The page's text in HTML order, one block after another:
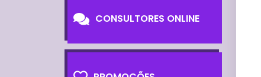
CONSULTORES ONLINE